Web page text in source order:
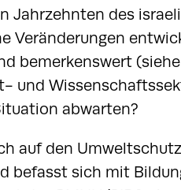
Jahrzehnten des
Veränderungen
bemerkenswert (siehe
und
abwarten?
auf den
befasst sich mit